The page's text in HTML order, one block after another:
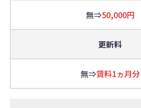
無⇒50,000円
更新料
無⇒賃料1ヵ月分